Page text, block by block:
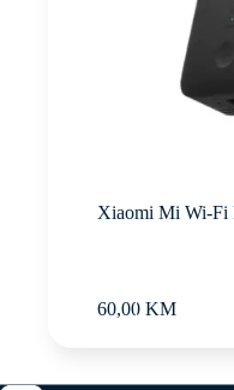
Xiaomi Mi Wi-Fi
60,00 KM